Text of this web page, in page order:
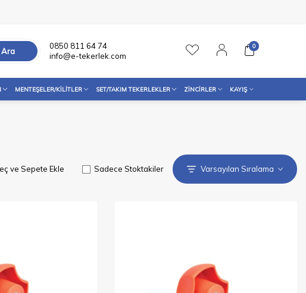
Ara
0850 811 64 74
info@e-tekerlek.com
0
MENTEŞELER/KILITLER SET/TAKIM TEKERLEKLER ZINCIRLER KAYIŞ
Sadece Stoktakiler
ve Sepete Ekle